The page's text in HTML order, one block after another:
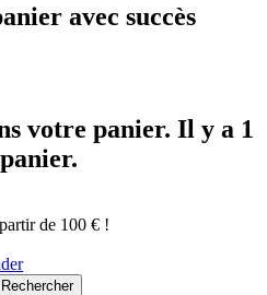
avec succès
votre panier. Il y a 1
de 100 € !
Rechercher